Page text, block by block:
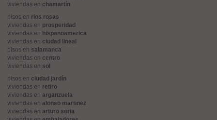
viviendas en chamartín
pisos en rios rosas
viviendas en prosperidad
viviendas en hispanoamerica
viviendas en ciudad lineal
pisos en salamanca
viviendas en centro
viviendas en sol
pisos en ciudad jardín
viviendas en retiro
viviendas en arganzuela
viviendas en alonso martinez
viviendas en arturo soria